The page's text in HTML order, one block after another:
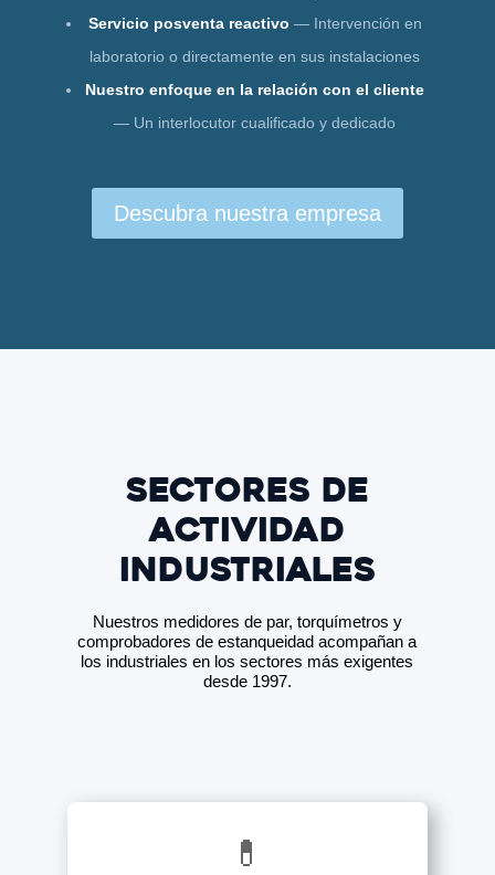
Servicio posventa reactivo — Intervención en
laboratorio o directamente en sus instalaciones
Nuestro enfoque en la relación con el cliente
— Un interlocutor cualificado y dedicado
Descubra nuestra empresa
Sectores de
Actividad
Industriales
Nuestros medidores de par, torquímetros y
comprobadores de estanqueidad acompañan a
los industriales en los sectores más exigentes
desde 1997.
💊